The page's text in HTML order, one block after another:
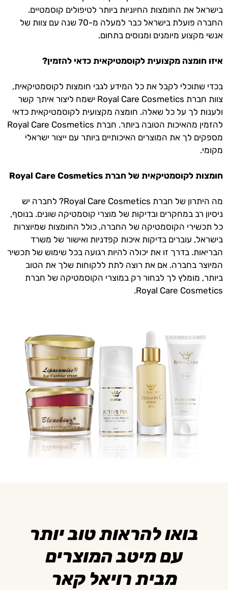
בישראל את החומצות החיוניות ביותר לטיפולים קוסמטיים.
החברה פועלת בישראל כבר למעלה מ-70 שנה עם צוות של
אנשי מקצוע מיומנים ומנוסים בתחום.
איזו חומצה מקצועית לקוסמטיקאית כדאי להזמין?
בכדי שתוכלי לקבל את כל המידע לגבי חומצות לקוסמטיקאית,
צוות חברת Royal Care Cosmetics ישמח ליצור איתך קשר
ולענות לך על כל שאלה. חומצה מקצועית לקוסמטיקאית כדאי
להזמין מהאיכות הטובה ביותר. חברת Royal Care Cosmetics
מספקים לך את המוצרים האיכותיים ביותר עם ייצור ישראלי
מקומי.
חומצות לקוסמטיקאית של חברת Royal Care Cosmetics
מה היתרון של חברת Royal Care Cosmetics? לחברה יש
ניסיון רב במחקרים ובדיקות של מוצרי קוסמטיקה שונים. בנוסף,
כל תכשירי הקוסמטיקה של החברה, כולל החומצות שמיוצרות
בישראל, עוברים בדיקות איכות קפדניות ואישור של משרד
הבריאות. בדרך זו את יכולה להיות רגועה בכל שימוש של תכשיר
המיוצר בחברה. אם את רוצה לתת ללקוחות שלך את הטוב
ביותר, מומלץ לך לבחור רק במוצרי הקוסמטיקה של חברת
Royal Care Cosmetics.
בואו להראות טוב יותר
עם מיטב המוצרים
מבית רויאל קאר